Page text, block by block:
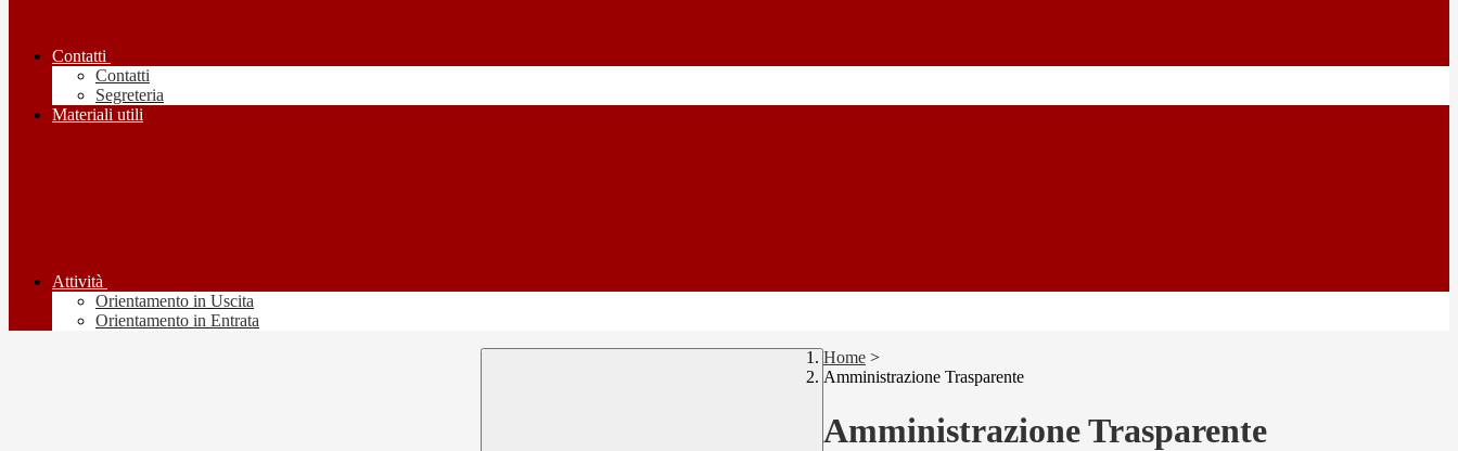
Contatti
Contatti
Segreteria
Materiali utili
Attività
Orientamento in Uscita
Orientamento in Entrata
Home >
Amministrazione Trasparente
Amministrazione Trasparente